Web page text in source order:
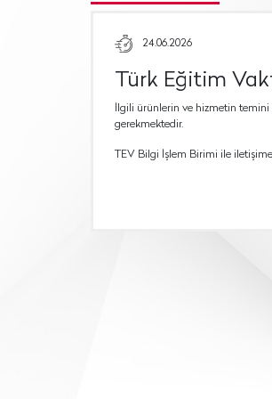
24.06.2026
Türk Eğitim
İlgili ürünlerin ve hizmetin temini
gerekmektedir.
TEV Bilgi İşlem Birimi ile